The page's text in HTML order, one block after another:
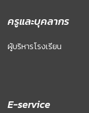
ครูและบุคลากร
ผู้บริหารโรงเรียน
E-service